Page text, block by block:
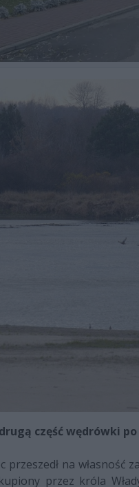
część wędrówki po
przeszedł na
przez króla